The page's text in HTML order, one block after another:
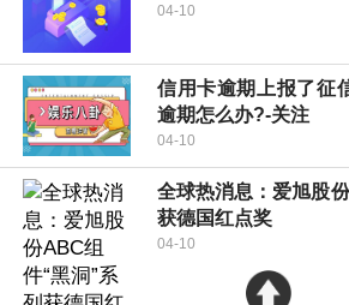
04-10
信用卡逾期上报了征
逾期怎么办?-关注
04-10
全球热消息：爱旭股
获德国红点奖
04-10